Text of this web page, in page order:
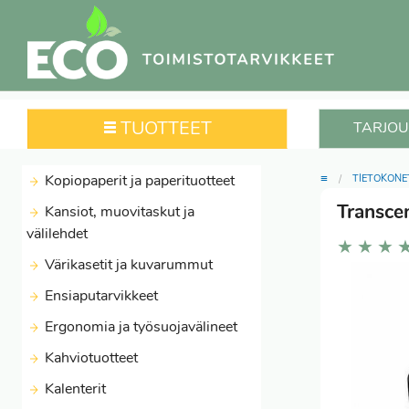
TUOTTEET
Kopiopaperit ja paperituotteet
Kansiot, muovitaskut ja
välilehdet
Värikasetit ja kuvarummut
Ensiaputarvikkeet
Ergonomia ja työsuojavälineet
Kahviotuotteet
Kalenterit
≡
★ ★ ★